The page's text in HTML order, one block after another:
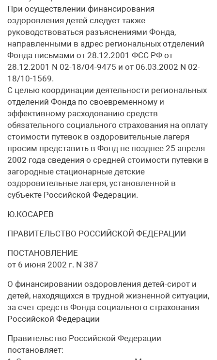
При осуществлении финансирования
оздоровления детей следует также
руководствоваться разъяснениями Фонда,
направленными в адрес региональных отделений
Фонда письмами от 28.12.2001 ФСС РФ от
28.12.2001 N 02-18/04-9475 и от 06.03.2002 N 02-
18/10-1569.
С целью координации деятельности региональных
отделений Фонда по своевременному и
эффективному расходованию средств
обязательного социального страхования на оплату
стоимости путевок в оздоровительные лагеря
просим представить в Фонд не позднее 25 апреля
2002 года сведения о средней стоимости путевки в
загородные стационарные детские
оздоровительные лагеря, установленной в
субъекте Российской Федерации.
Ю.КОСАРЕВ
ПРАВИТЕЛЬСТВО РОССИЙСКОЙ ФЕДЕРАЦИИ
ПОСТАНОВЛЕНИЕ
от 6 июня 2002 г. N 387
О финансировании оздоровления детей-сирот и
детей, находящихся в трудной жизненной ситуации,
за счет средств Фонда социального страхования
Российской Федерации
Правительство Российской Федерации
постановляет: